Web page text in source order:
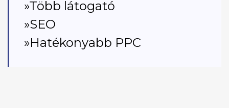
»Több látogató
»SEO
»Hatékonyabb PPC